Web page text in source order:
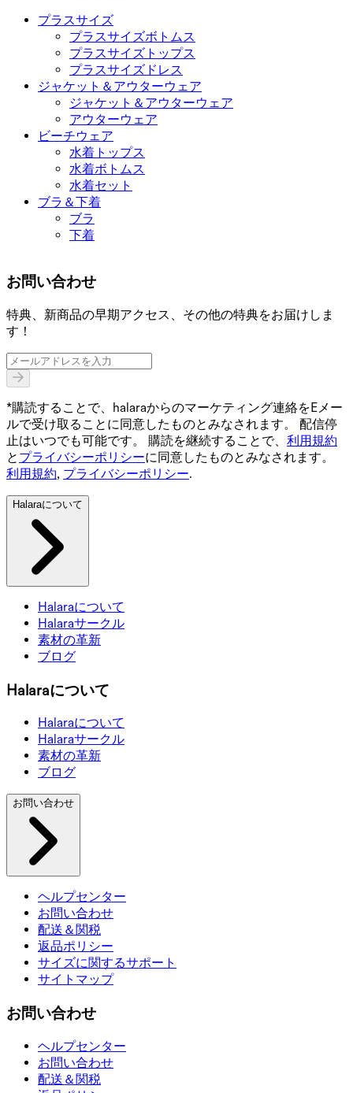
プラスサイズ
プラスサイズボトムス
プラスサイズトップス
プラスサイズドレス
ジャケット＆アウターウェア
ジャケット＆アウターウェア
アウターウェア
ビーチウェア
水着トップス
水着ボトムス
水着セット
ブラ＆下着
ブラ
下着
お問い合わせ
特典、新商品の早期アクセス、その他の特典をお届けしま
す！
*購読することで、halaraからのマーケティング連絡をEメー
ルで受け取ることに同意したものとみなされます。 配信停
止はいつでも可能です。 購読を継続することで、 利用規約
と プライバシーポリシーに同意したものとみなされます。
利用規約, プライバシーポリシー.
Halaraについて
Halaraについて
Halaraサークル
素材の革新
ブログ
Halaraについて
Halaraについて
Halaraサークル
素材の革新
ブログ
お問い合わせ
ヘルプセンター
お問い合わせ
配送＆関税
返品ポリシー
サイズに関するサポート
サイトマップ
お問い合わせ
ヘルプセンター
お問い合わせ
配送＆関税